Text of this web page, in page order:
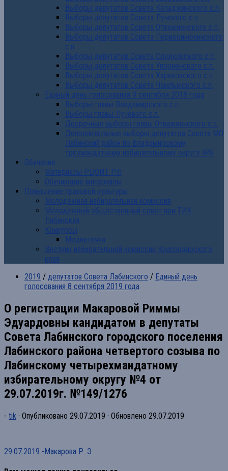
Выборы депутатов Совета Каладжинского с.п.
Выборы депутатов Совета Лучевого с.п.
Выборы депутатов Совета Отважненского с.п.
Выборы депутатов Совета Первосинюхинского
с.п.
Выборы депутатов Совета Сладковского с.п.
Выборы депутатов Совета Упорненского с.п.
Выборы депутатов Совета Харьковского с.п.
Выборы депутатов Совета Чамлыкского с.п.
Единый день голосования 9 сентября 2018 года
Выборы главы Владимирского с.п.
Выборы главы Лучевого с.п.
Досрочные выборы главы Отважненского с.п.
Дополнительные выборы депутатов Совета МО
Лабинский район по Владимирскому
трехмандатному избирательному округу №6
Обучение
Материалы РЦОИТ РФ
Обучающие материалы
Повышение правовой культуры
Молодежная избирательная комиссия
Молодежный общественный совет при ТИК
Лабинская
Конкурсы
Медиаточка
Вестник избирательной комиссии Краснодарского
края
2019 / депутатов Совета Лабинского / Единый день
голосования 8 сентября 2019 года
О регистрации Макаровой Риммы
Эдуардовны кандидатом в депутаты
Совета Лабинского городского поселения
Лабинского района четвертого созыва по
Лабинскому четырехмандатному
избирательному округу №4 от
29.07.2019г. №149/1276
- tik · Опубликовано 29.07.2019 · Обновлено 29.07.2019
29.07.2019 -Макарова Р. Э